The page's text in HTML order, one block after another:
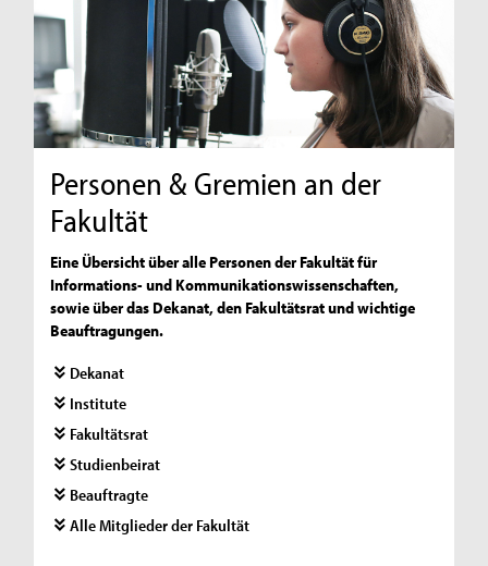
Personen & Gremien an der
Fakultät
Eine Übersicht über alle Personen der Fakultät für
Informations- und Kommunikationswissenschaften,
sowie über das Dekanat, den Fakultätsrat und wichtige
Beauftragungen.
Dekanat
Institute
Fakultätsrat
Studienbeirat
Beauftragte
Alle Mitglieder der Fakultät